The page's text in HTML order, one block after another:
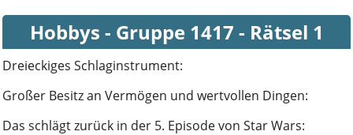
Hobbys - Gruppe 1417 - Rätsel 1
Dreieckiges Schlaginstrument:
Großer Besitz an Vermögen und wertvollen Dingen:
Das schlägt zurück in der 5. Episode von Star Wars: